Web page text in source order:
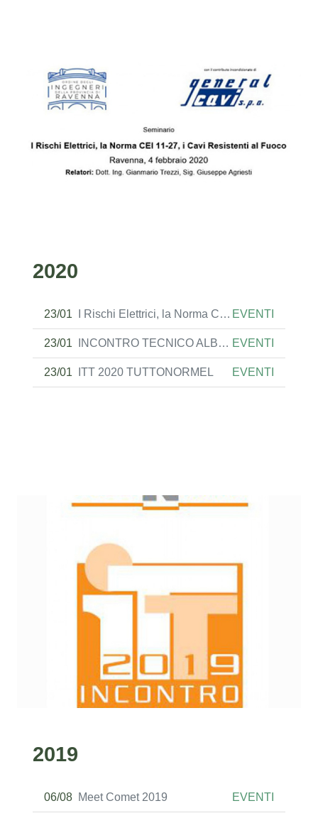
2020
23/01 I Rischi Elettrici, la Norma CEI 11-27, i Cavi Resistenti al Fuoco EVENTI
23/01 INCONTRO TECNICO ALBIQUAL 17.02.2020 EVENTI
23/01 ITT 2020 TUTTONORMEL EVENTI
2019
06/08 Meet Comet 2019 EVENTI